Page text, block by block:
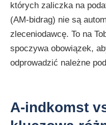
których zaliczka na
(AM-bidrag) nie są
zleceniodawcę. To na
spoczywa obowiązek,
odprowadzić należne
A-indkomst